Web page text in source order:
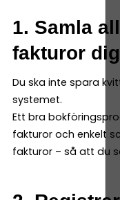
1. Samla
fakturor
Du ska inte spara
systemet.
Ett bra
fakturor och enkelt
fakturor – så att du